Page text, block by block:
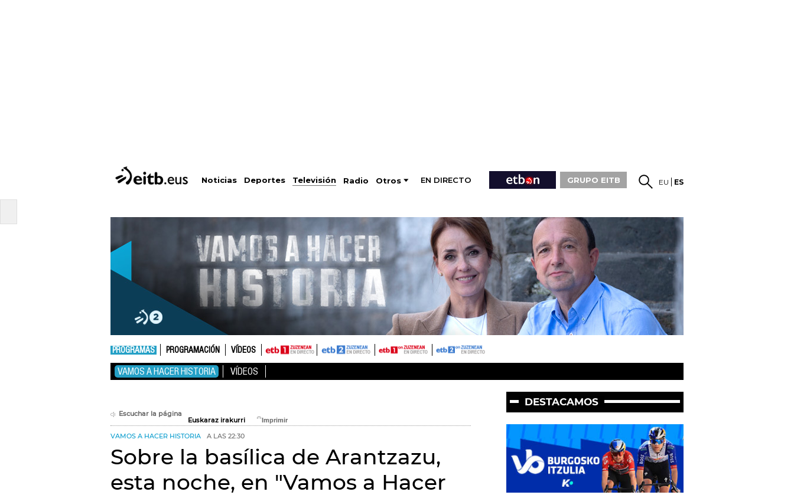
Noticias Deportes Televisión Radio Otros EN DIRECTO GRUPO EITB EU ES
PROGRAMAS PROGRAMACIÓN VÍDEOS
VAMOS A HACER HISTORIA VÍDEOS
Escuchar la página
Euskaraz irakurri
VAMOS A HACER HISTORIA A LAS 22:30
Sobre la basílica de Arantzazu,
esta noche, en "Vamos a Hacer
DESTACAMOS